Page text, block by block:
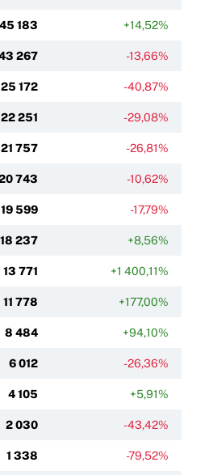
45 183 +14,52%
267 -13,66%
25 172 -40,87%
22 251 -29,08%
21 757 -26,81%
743 -10,62%
19 599 -17,79%
18 237 +8,56%
13 771 +1 400,11%
11 778 +177,00%
8 484 +94,10%
6 012 -26,36%
4 105 +5,91%
2 030 -43,42%
1 338 -79,52%